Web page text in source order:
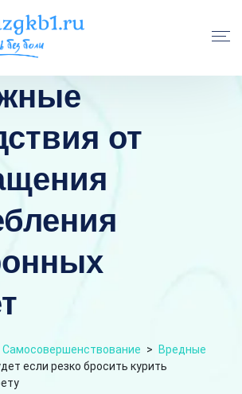
от
Самосовершенствование >
Вредные
если резко бросить курить